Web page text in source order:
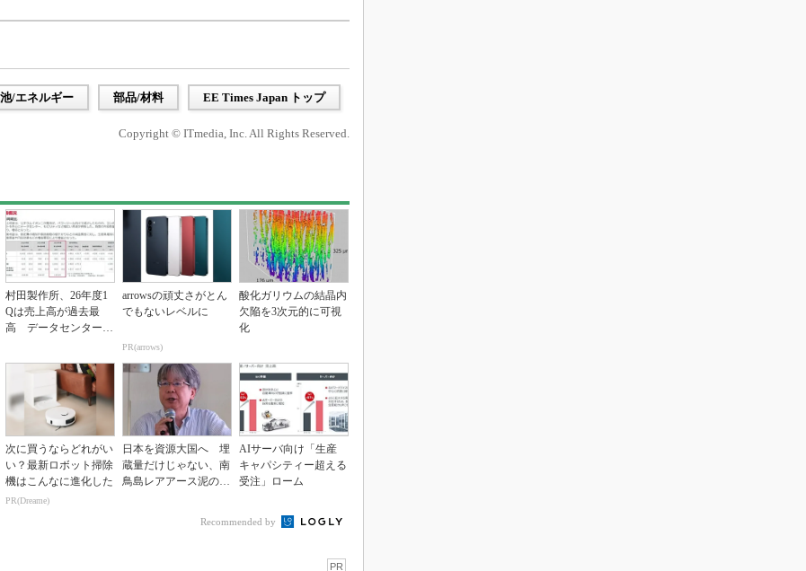
/エネルギー 部品/材料 EE Times Japan トップ
Copyright © ITmedia, Inc. All Rights Reserved.
村田製作所、26年度1
Qは売上高が過去最
高 データセンター関
arrowsの頑丈さがとん
でもないレベルに
PR(arrows)
酸化ガリウムの結晶内
欠陥を3次元的に可視
化
次に買うならどれがい
い？最新ロボット掃除
機はこんなに進化した
PR(Dreame)
日本を資源大国へ 埋
蔵量だけじゃない、南
鳥島レアアース泥の価
AIサーバ向け「生産
キャパシティー超える
受注」ローム
Recommended by
PR